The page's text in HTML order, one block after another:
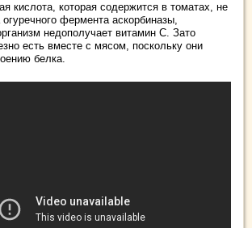
кислота, которая содержится в томатах, не
огуречного фермента аскорбиназы,
недополучает витамин С. Зато
есть вместе с мясом, поскольку они
белка.